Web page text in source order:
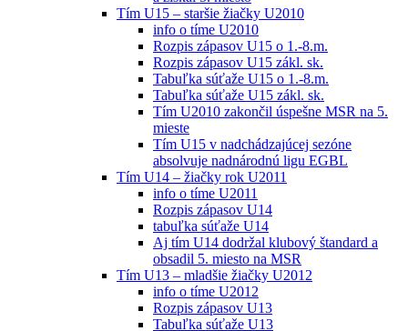
Tím U15 – staršie žiačky U2010
info o tíme U2010
Rozpis zápasov U15 o 1.-8.m.
Rozpis zápasov U15 zákl. sk.
Tabuľka súťaže U15 o 1.-8.m.
Tabuľka súťaže U15 zákl. sk.
Tím U2010 zakončil úspešne MSR na 5.
mieste
Tím U15 v nadchádzajúcej sezóne
absolvuje nadnárodnú ligu EGBL
Tím U14 – žiačky rok U2011
info o tíme U2011
Rozpis zápasov U14
tabuľka súťaže U14
Aj tím U14 dodržal klubový štandard a
obsadil 5. miesto na MSR
Tím U13 – mladšie žiačky U2012
info o tíme U2012
Rozpis zápasov U13
Tabuľka súťaže U13